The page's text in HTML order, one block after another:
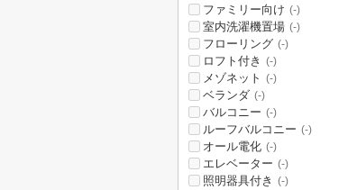
ファミリー向け (-)
室内洗濯機置場 (-)
フローリング (-)
ロフト付き (-)
メゾネット (-)
ベランダ (-)
バルコニー (-)
ルーフバルコニー (-)
オール電化 (-)
エレベーター (-)
照明器具付き (-)